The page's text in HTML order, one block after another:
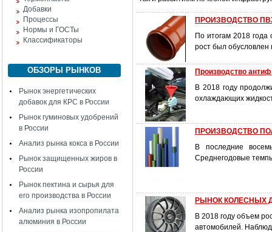
Добавки
Процессы
Нормы и ГОСТы
Классификаторы
ОБЗОРЫ РЫНКОВ
Рынок энергетических
добавок для КРС в России
Рынок гуминовых удобрений
в России
Анализ рынка кокса в России
Рынок защищенных жиров в
России
Рынок пектина и сырья для
его производства в России
Анализ рынка изопропилата
алюминия в России
ПРОИЗВОДСТВО
По итогам 2018
рост был обусловлен
Производство
В 2018 году
охлаждающих
ПРОИЗВОДСТВО
В последние
Среднегодовые
РЫНОК КОЛЕСНЫХ
В 2018 году объем
автомобилей.